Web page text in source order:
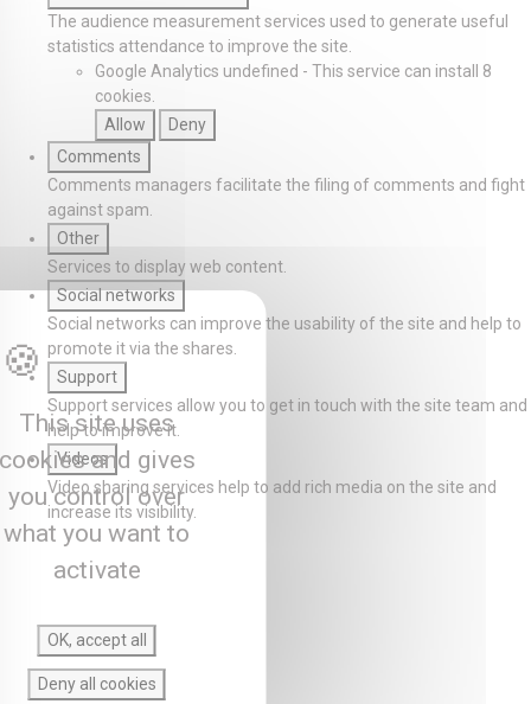
The audience measurement services used to generate useful
statistics attendance to improve the site.
Google Analytics undefined - This service can install 8
cookies.
Allow
Deny
Comments
Comments managers facilitate the filing of comments and fight
against spam.
Other
Services to display web content.
Social networks
Social networks can improve the usability of the site and help to
promote it via the shares.
Support
Support services allow you to get in touch with the site team and
help to improve it.
Videos
Video sharing services help to add rich media on the site and
increase its visibility.
This site uses
and gives
you control over
what you want to
activate
OK, accept all
Deny all cookies